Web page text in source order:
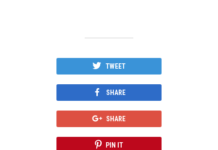
TWEET
SHARE
SHARE
PIN IT